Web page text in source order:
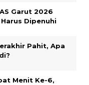
Garut 2026
Dipenuhi
Pahit, Apa
Menit Ke-6,